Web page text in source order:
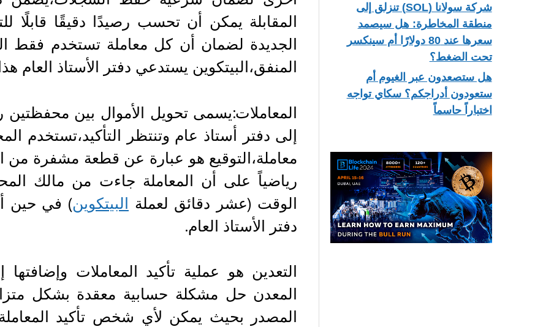
شركة سولانا (SOL) تنزلق إلى
منطقة المخاطرة: هل سيصمد
سعرها عند 80 دولارًا أم سينكسر
تحت الضغط؟
هل ستصعدون عبر الغيوم أم
ستعودون أدراجكم؟ سكاي تواجه
اختباراً حاسماً
المقابلة يمكن أن تحسب رصيدًا دقيقًا قابلًا
الجديدة لضمان أن كل معاملة تستخدم فقط
المنفق،البيتكوين يستدعي دفتر الأستاذ العام
المعاملات:يسمى تحويل الأموال بين محفظتين
إلى دفتر أستاذ عام وتنتظر التأكيد،تستخدم
معاملة،التوقيع هو عبارة عن قطعة مشفرة من
رياضياً على أن المعاملة جاءت من مالك
الوقت (عشر دقائق لعملة البيتكوين) في حين
دفتر الأستاذ العام.
التعدين هو عملية تأكيد المعاملات
المعدن حل مشكلة حسابية معقدة بشكل
المصدر بحيث يمكن لأي شخص تأكيد